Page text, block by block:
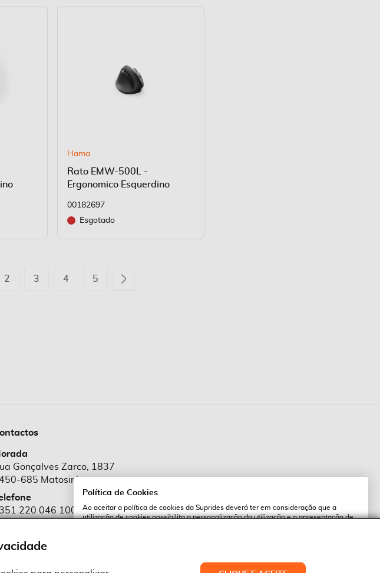
Hama
Rato EMW-500L -
Ergonomico Esquerdino
00182697
Esgotado
momento a ler a página
Página
2 Página
3 Página
4 Página
5
Gonçalves Zarco, 1837
685 Matosinhos
220 046 100
Política de Cookies
Ao aceitar a política de cookies da Suprides deverá ter em consideração que a
utilização de cookies possibilita a personalização da utilização e a apresentação de